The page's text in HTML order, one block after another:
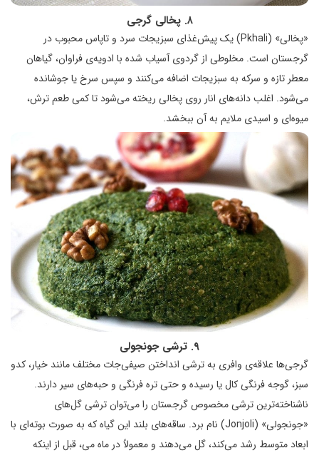
۸. پخالی گرجی
«پخالی» (Pkhali) یک پیش‌غذای سبزیجات سرد و تاپاس محبوب در
گرجستان است. مخلوطی از گردوی آسیاب شده با ادویه‌ی فراوان، گیاهان
معطر تازه و سرکه به سبزیجات اضافه می‌کنند و سپس سرخ یا جوشانده
می‌شود. اغلب دانه‌های انار روی پخالی ریخته می‌شود تا کمی طعم ترش،
میوه‌ای و اسیدی ملایم به آن ببخشد.
۹. ترشی جونجولی
گرجی‌ها علاقه‌ی وافری به ترشی انداختن صیفی‌جات مختلف مانند خیار، کدو
سبز، گوجه فرنگی کال یا رسیده و حتی تره فرنگی و حبه‌های سیر دارند.
ناشناخته‌ترین ترشی مخصوص گرجستان را می‌توان ترشی گل‌های
«جونجولی» (Jonjoli) نام برد. ساقه‌های بلند این گیاه که به صورت بوته‌ای با
ابعاد متوسط رشد می‌کند، گل می‌دهند و معمولاً در ماه می، قبل از اینکه